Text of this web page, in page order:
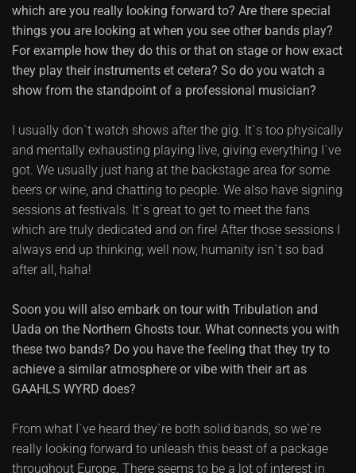
which are you really looking forward to? Are there special
things you are looking at when you see other bands play?
For example how they do this or that on stage or how exact
they play their instruments et cetera? So do you watch a
show from the standpoint of a professional musician?
I usually don`t watch shows after the gig. It`s too physically
and mentally exhausting playing live, giving everything I`ve
got. We usually just hang at the backstage area for some
beers or wine, and chatting to people. We also have signing
sessions at festivals. It`s great to get to meet the fans
which are truly dedicated and on fire! After those sessions I
always end up thinking; well now, humanity isn`t so bad
after all, haha!
Soon you will also embark on tour with Tribulation and
Uada on the Northern Ghosts tour. What connects you with
these two bands? Do you have the feeling that they try to
achieve a similar atmosphere or vibe with their art as
GAAHLS WYRD does?
From what I`ve heard they`re both solid bands, so we`re
really looking forward to unleash this beast of a package
throughout Europe. There seems to be a lot of interest in